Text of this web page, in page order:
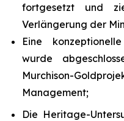
fortgesetzt und
Verlängerung der
Eine
wurde
Murchison-
Management;
Die Heritage-